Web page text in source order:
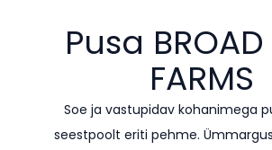
Pusa
FARMS
Soe ja vastupidav kohanimega
seestpoolt eriti pehme.